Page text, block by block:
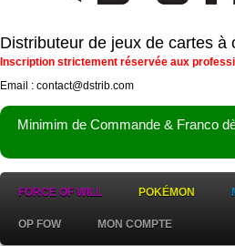
Distributeur de jeux de cartes
Inscription strictement réservée aux
Email : contact@dstrib.com
Minimim de Commande & Franco
FORCE OF WILL POKÉMON
OP FOW MON COMPTE